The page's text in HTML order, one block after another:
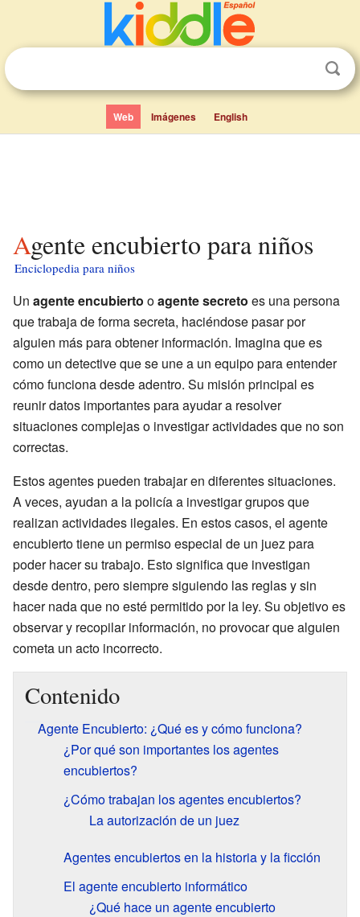
Web Imágenes English
Agente encubierto para niños
Enciclopedia para niños
Un agente encubierto oagente secreto es una persona
que trabaja de forma secreta, haciéndose pasar por
alguien más para obtener información. Imagina que es
como un detective que se une a un equipo para entender
cómo funciona desde adentro. Su misión principal es
reunir datos importantes para ayudar a resolver
situaciones complejas o investigar actividades que no son
correctas.
Estos agentes pueden trabajar en diferentes situaciones.
A veces, ayudan a la policía a investigar grupos que
realizan actividades ilegales. En estos casos, el agente
encubierto tiene un permiso especial de un juez para
poder hacer su trabajo. Esto significa que investigan
desde dentro, pero siempre siguiendo las reglas y sin
hacer nada que no esté permitido por la ley. Su objetivo es
observar y recopilar información, no provocar que alguien
cometa un acto incorrecto.
Contenido
Agente Encubierto: ¿Qué es y cómo funciona?
¿Por qué son importantes los agentes
encubiertos?
¿Cómo trabajan los agentes encubiertos?
La autorización de un juez
Agentes encubiertos en la historia y la ficción
El agente encubierto informático
¿Qué hace un agente encubierto